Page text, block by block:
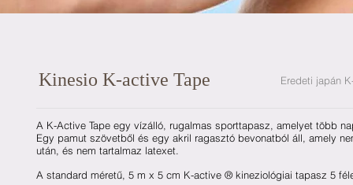
Kinesio K-active TapeEredeti japán K- active tape
A K-Active Tape egy vízálló, rugalmas sporttapasz, amelyet több
Egy pamut szövetből és egy akril ragasztó bevonatból áll, amely
után, és nem tartalmaz latexet.
A standard méretű, 5 m x 5 cm K-active ® kineziológiai tapasz 5